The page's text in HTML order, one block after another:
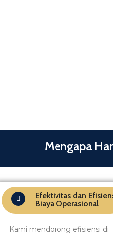
Mengapa
Efektivitas dan
Biaya Operasional
Kami mendorong efisiensi di